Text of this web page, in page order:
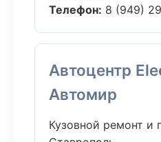
Телефон: 8 (949)
Автоцентр
Автомир
Кузовной ремонт и